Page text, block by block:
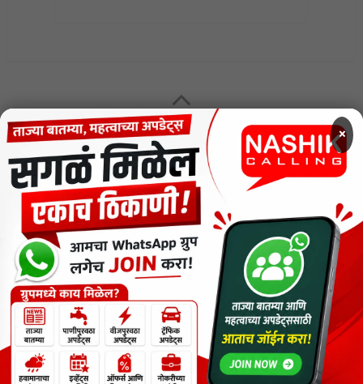
MENU
CODE OF ETHICS FOR DIGITAL NEWS WEBSITES
Contact Us
Privacy Policy
Short News
ThemeNcode PDF Viewer SC [Do not Delete]
वाचकांना विनम्र सूचना
×